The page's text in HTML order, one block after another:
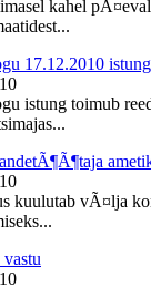
kahel
17.12.2010 istung
istung toimub
kuulutab vÃ¤lja